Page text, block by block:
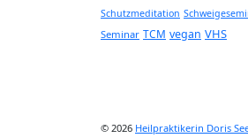
Schutzmeditation
Seminar TCM vegan VHS
© 2026 Heilpraktikerin Doris